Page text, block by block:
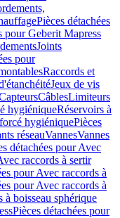
Pièces détachées
pour Geberit Mapress
Joints
pour
Raccords et
Jeux de vis
CâblesLimiteurs
hygiéniqueRéservoirs à
hygiéniquePièces
réseauVannesVannes
détachées pour Avec
raccords à sertir
pour Avec raccords à
pour Avec raccords à
à boisseau sphérique
Pièces détachées pour